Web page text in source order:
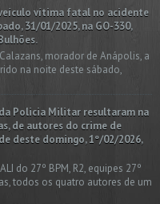
vítima fatal no acidente
31/01/2025, na GO-330,
morador de Anápolis, a
na noite deste sábado,
Policia Militar resultaram na
de autores do crime de
deste domingo, 1º/02/2026,
do 27º BPM, R2, equipes 27º
todos os quatro autores de um